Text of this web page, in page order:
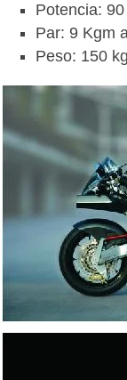
Potencia:
Par: 9 Kgm
Peso: 150 kg